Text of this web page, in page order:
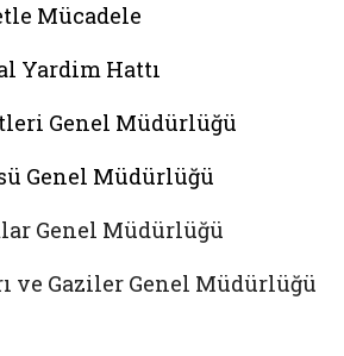
Mücadele
Yardim Hattı
Genel Müdürlüğü
Genel Müdürlüğü
Genel Müdürlüğü
ve Gaziler Genel Müdürlüğü